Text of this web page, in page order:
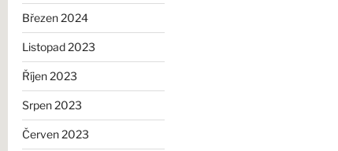
Březen 2024
Listopad 2023
Říjen 2023
Srpen 2023
Červen 2023